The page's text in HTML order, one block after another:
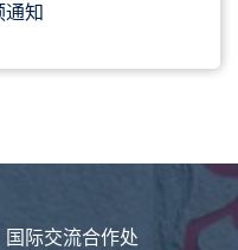
通知
国际交流合作处